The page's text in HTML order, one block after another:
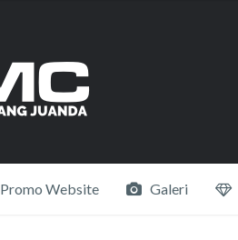
Promo Website Galeri